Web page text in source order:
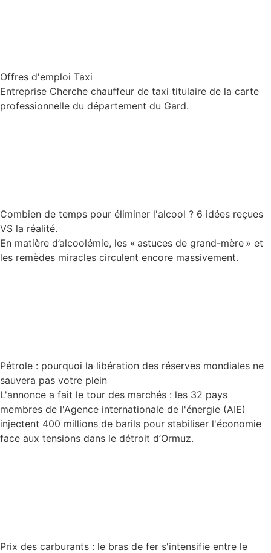
Offres d'emploi Taxi
Entreprise Cherche chauffeur de taxi titulaire de la carte
professionnelle du département du Gard.
Combien de temps pour éliminer l'alcool ? 6 idées reçues
VS la réalité.
En matière d’alcoolémie, les « astuces de grand-mère » et
les remèdes miracles circulent encore massivement.
Pétrole : pourquoi la libération des réserves mondiales ne
sauvera pas votre plein
L'annonce a fait le tour des marchés : les 32 pays
membres de l'Agence internationale de l'énergie (AIE)
injectent 400 millions de barils pour stabiliser l'économie
face aux tensions dans le détroit d’Ormuz.
Prix des carburants : le bras de fer s'intensifie entre le